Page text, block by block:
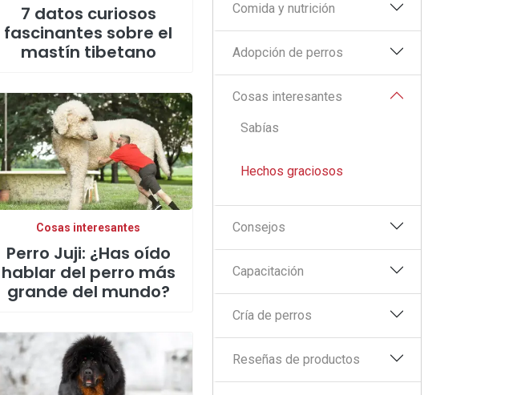
7 datos curiosos
fascinantes sobre el
mastín tibetano
Cosas interesantes
Perro Juji: ¿Has oído
hablar del perro más
grande del mundo?
Comida y nutrición
Adopción de perros
Cosas interesantes
Sabías
Hechos graciosos
Consejos
Capacitación
Cría de perros
Reseñas de productos